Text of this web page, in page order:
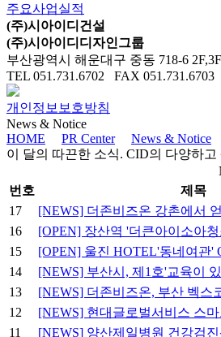
주요사업실적
(주)시아이디건설
(주)시아이디디자인그룹
부산광역시 해운대구 중동 718-6 2F,3F
TEL 051.731.6702 FAX 051.731.6703
개인정보보호방침
News & Notice
HOME
PR Center
News & Notice
이 달의 따끈한 소식. CID의 다양하
번호
제목
17
[NEWS] 더존비즈온 강촌에서
16
[OPEN] 장산역 '더큰아이소아
15
[OPEN] 울진 HOTEL'동네여관'
14
[NEWS] 부산시, 제1호'교육이
13
[NEWS] 더존비즈온, 부산 벡스
12
[NEWS] 현대글로벌서비스 스
11
[NEWS] 양산제일병원 건강검